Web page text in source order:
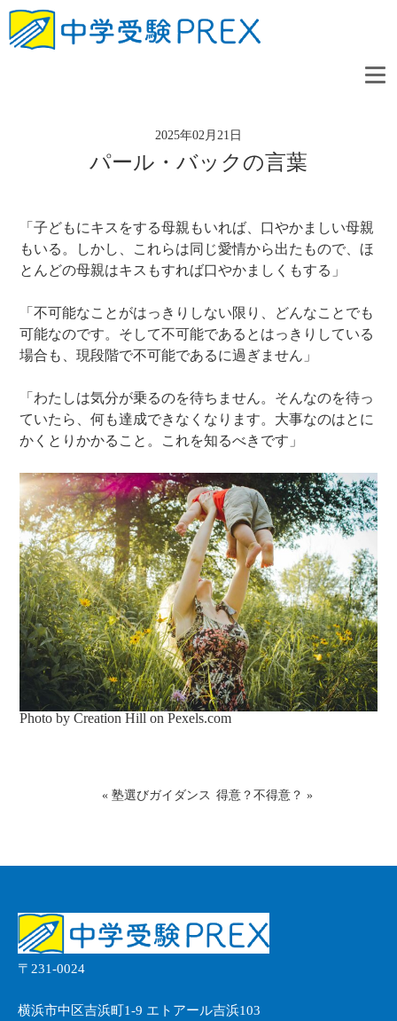
2025年02月21日
パール・バックの言葉
「子どもにキスをする母親もいれば、口やかましい母親
もいる。しかし、これらは同じ愛情から出たもので、ほ
とんどの母親はキスもすれば口やかましくもする」
「不可能なことがはっきりしない限り、どんなことでも
可能なのです。そして不可能であるとはっきりしている
場合も、現段階で不可能であるに過ぎません」
「わたしは気分が乗るのを待ちません。そんなのを待っ
ていたら、何も達成できなくなります。大事なのはとに
かくとりかかること。これを知るべきです」
Photo by Creation Hill onPexels.com
« 塾選びガイダンス 得意？不得意？ »
〒231-0024
横浜市中区吉浜町1-9 エトアール吉浜103